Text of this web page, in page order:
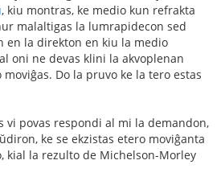
, kiu montras, ke medio kun refrakta
malaltigas la lumrapidecon sed
en la direkton en kiu la medio
oni ne devas klini la akvoplenan
Do la pruvo ke la tero estas
vi povas respondi al mi la demandon,
ke se ekzistas etero moviĝanta
kial la rezulto de Michelson-Morley